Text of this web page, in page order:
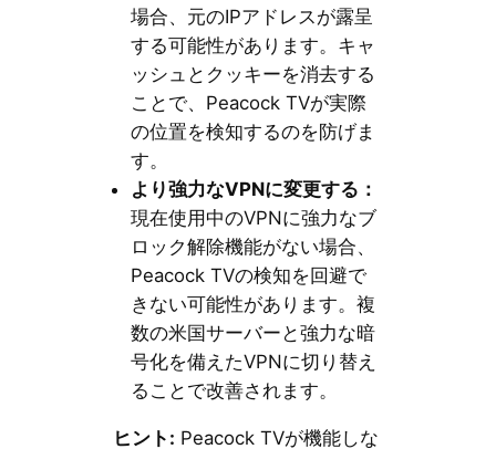
場合、元のIPアドレスが露呈
する可能性があります。キャ
ッシュとクッキーを消去する
ことで、Peacock TVが実際
の位置を検知するのを防げま
す。
より強力なVPNに変更する：
現在使用中のVPNに強力なブ
ロック解除機能がない場合、
Peacock TVの検知を回避で
きない可能性があります。複
数の米国サーバーと強力な暗
号化を備えたVPNに切り替え
ることで改善されます。
ヒント: Peacock TVが機能しな